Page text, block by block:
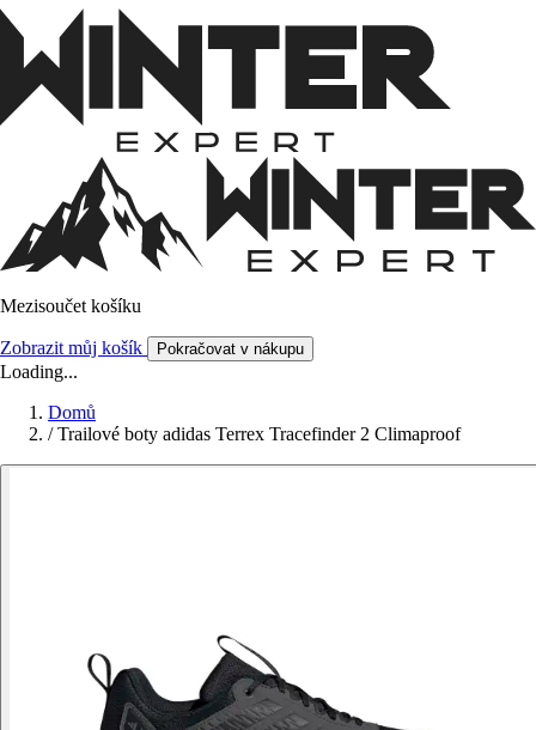
Mezisoučet košíku
Zobrazit můj košík Pokračovat v nákupu
Loading...
Domů
/ Trailové boty adidas Terrex Tracefinder 2 Climaproof